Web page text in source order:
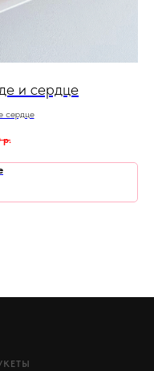
и сердце
сердце
р.